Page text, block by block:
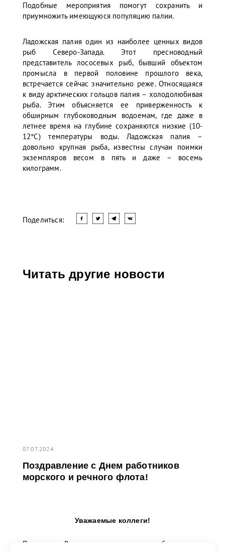
Подобные мероприятия помогут сохранить и
приумножить имеющуюся популяцию палии.
Ладожская палия один из наиболее ценных видов
рыб Северо-Запада. Этот пресноводный
представитель лососевых рыб, бывший объектом
промысла в первой половине прошлого века,
встречается сейчас значительно реже. Относящаяся
к виду арктических гольцов палия – холодолюбивая
рыба. Этим объясняется ее приверженность к
обширным глубоководным водоемам, где даже в
летнее время на глубине сохраняются низкие (10-
12°С) температуры воды. Ладожская палия –
довольно крупная рыба, известны случаи поимки
экземпляров весом в пять и даже – восемь
килограмм.
Поделиться:
Читать другие новости
07.07.2024
Поздравление с Днем работников
морского и речного флота!
Уважаемые коллеги!
Поздравляю Вас, всех тех, кто трудится на благо